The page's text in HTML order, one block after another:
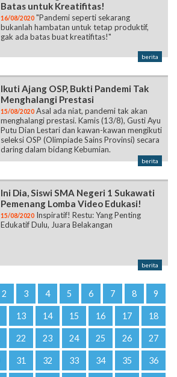
Batas untuk Kreatifitas!
16/08/2020 "Pandemi seperti sekarang
bukanlah hambatan untuk tetap produktif,
gak ada batas buat kreatifitas!"
berita
Ikuti Ajang OSP, Bukti Pandemi Tak
Menghalangi Prestasi
15/08/2020 Asal ada niat, pandemi tak akan
menghalangi prestasi. Kamis (13/8), Gusti Ayu
Putu Dian Lestari dan kawan-kawan mengikuti
seleksi OSP (Olimpiade Sains Provinsi) secara
daring dalam bidang Kebumian.
berita
Ini Dia, Siswi SMA Negeri 1 Sukawati
Pemenang Lomba Video Edukasi!
15/08/2020 Inspiratif! Restu: Yang Penting
Edukatif Dulu, Juara Belakangan
berita
2 3 4 5 6 7 8 9
13 14 15 16 17 18
22 23 24 25 26 27
31 32 33 34 35 36